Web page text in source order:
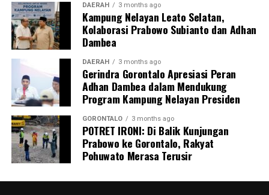
DAERAH 3 months ago
Kampung Nelayan Leato Selatan,
Kolaborasi Prabowo Subianto dan Adhan
Dambea
DAERAH 3 months ago
Gerindra Gorontalo Apresiasi Peran
Adhan Dambea dalam Mendukung
Program Kampung Nelayan Presiden
GORONTALO 3 months ago
POTRET IRONI: Di Balik Kunjungan
Prabowo ke Gorontalo, Rakyat
Pohuwato Merasa Terusir